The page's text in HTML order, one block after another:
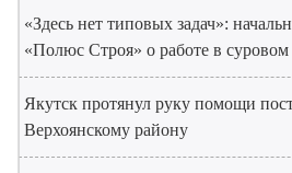
«Здесь нет типовых задач»:
«Полюс Строя» о работе в суровом
Якутск протянул руку помощи
Верхоянскому району